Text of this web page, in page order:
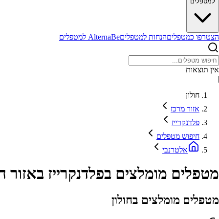
הצטרפו כמטפליםהנחות למטפליםAlternaBe למטפלים
אין תוצאות
|
חולון
אזור מרכז
פלדנקרייז
חיפוש מטפלים
אלטרנבי
מטפלים מומלצים בפלדנקרייז באזור
מטפלים מומלצים בחולון